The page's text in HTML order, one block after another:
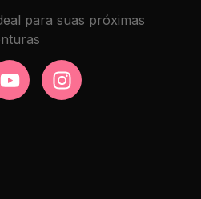
para suas próximas